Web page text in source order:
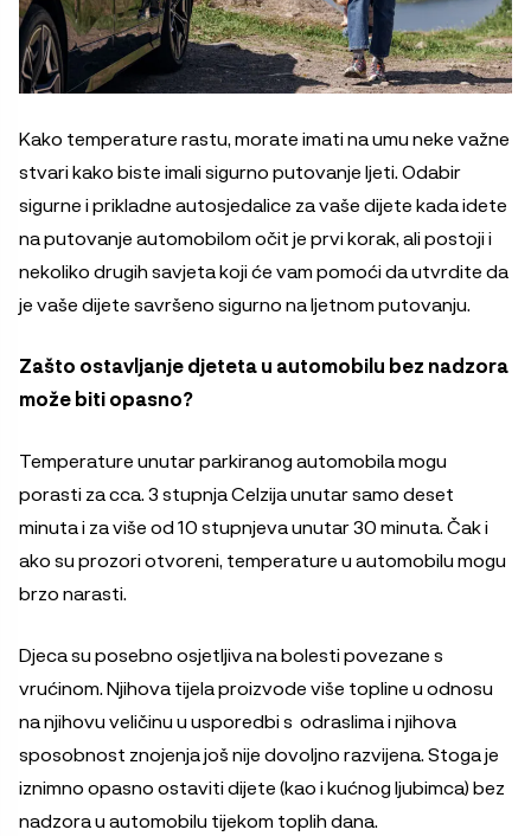
Kako temperature rastu, morate imati na umu neke važne
stvari kako biste imali sigurno putovanje ljeti. Odabir
sigurne i prikladne autosjedalice za vaše dijete kada idete
na putovanje automobilom očit je prvi korak, ali postoji i
nekoliko drugih savjeta koji će vam pomoći da utvrdite da
je vaše dijete savršeno sigurno na ljetnom putovanju.
Zašto ostavljanje djeteta u automobilu bez nadzora
može biti opasno?
Temperature unutar parkiranog automobila mogu
porasti za cca. 3 stupnja Celzija unutar samo deset
minuta i za više od 10 stupnjeva unutar 30 minuta. Čak i
ako su prozori otvoreni, temperature u automobilu mogu
brzo narasti.
Djeca su posebno osjetljiva na bolesti povezane s
vrućinom. Njihova tijela proizvode više topline u odnosu
na njihovu veličinu u usporedbi s odraslima i njihova
sposobnost znojenja još nije dovoljno razvijena. Stoga je
iznimno opasno ostaviti dijete (kao i kućnog ljubimca) bez
nadzora u automobilu tijekom toplih dana.